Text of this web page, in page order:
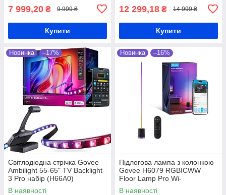
7 999,20 ₴ 9 999 ₴
Купити
12 299,18 ₴ 14 999 ₴
Купити
Новинка –17%
Світлодіодна стрічка Govee
Ambilight 55-65" TV Backlight
3 Pro набір (H66A0)
В наявності
Новинка –16%
Підлогова лампа з колонкою
Govee H6079 RGBICWW
Floor Lamp Pro Wi-
Fi/Bluetooth
В наявності